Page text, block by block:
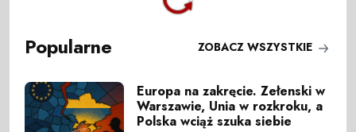
Popularne ZOBACZ WSZYSTKIE
Europa na zakręcie. Zełenski w
Warszawie, Unia w rozkroku, a
Polska wciąż szuka siebie